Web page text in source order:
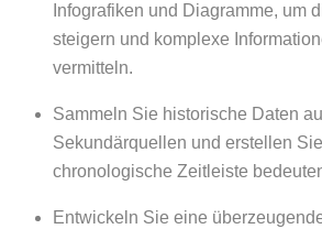
Infografiken und Diagramme, um
steigern und komplexe
vermitteln.
Sammeln Sie historische Daten
Sekundärquellen und erstellen
chronologische Zeitleiste
Entwickeln Sie eine